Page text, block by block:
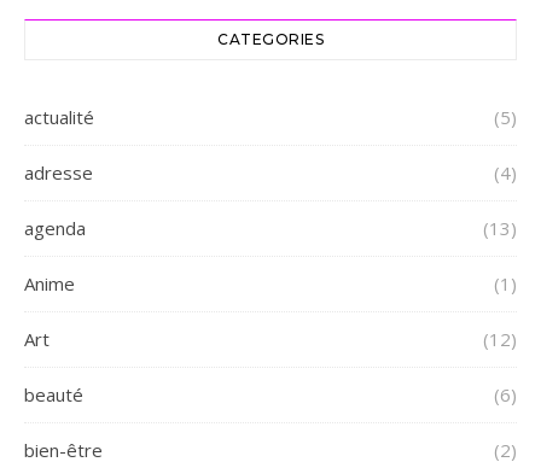
CATEGORIES
actualité (5)
adresse (4)
agenda (13)
Anime (1)
Art (12)
beauté (6)
bien-être (2)